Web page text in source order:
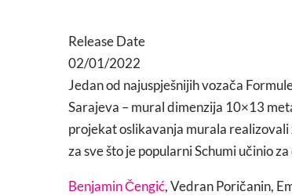
Release Date
02/01/2022
Jedan od najuspješnijih vozača
Sarajeva – mural dimenzija 10×13
projekat oslikavanja murala
za sve što je popularni Schumi učinio
Benjamin Čengić, Vedran Poričanin,